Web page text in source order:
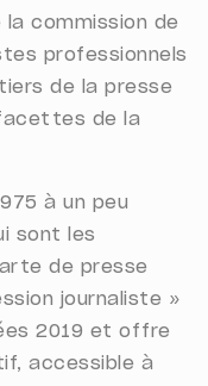
commission de
professionnels
de la presse
de la
à un peu
sont les
de presse
journaliste »
2019 et offre
accessible à